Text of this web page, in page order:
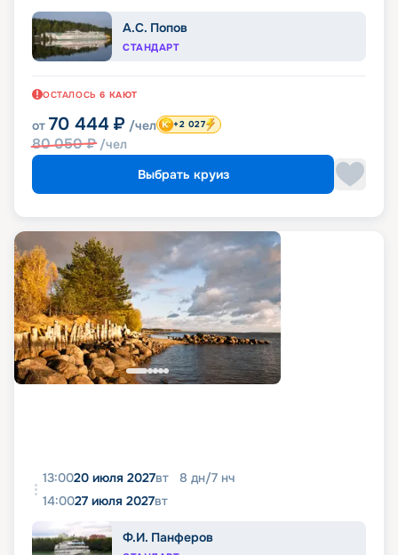
А.С. Попов
СТАНДАРТ
ОСТАЛОСЬ 6 КАЮТ
от 70 444 ₽ /чел
80 050₽ /чел
+2 027
Выбрать круиз
13:0020 июля 2027вт 8 дн/7 нч
14:0027 июля 2027вт
Ф.И. Панферов